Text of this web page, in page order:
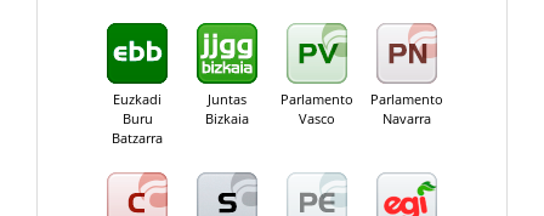
Euzkadi
Buru
Batzarra
Juntas
Bizkaia
Parlamento
Vasco
Parlamento
Navarra